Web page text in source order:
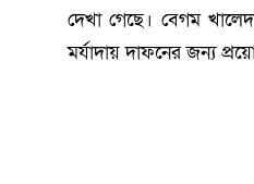
দেখা গেছে। বেগম
মর্যাদায় দাফনের জন্য